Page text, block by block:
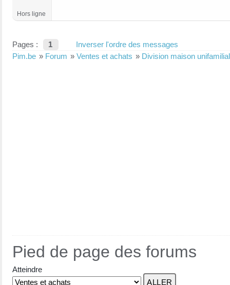
Hors ligne
Pages : 1
Inverser l'ordre des messages
Pim.be » Forum » Ventes et achats » Division maison
Pied de page des forums
Atteindre